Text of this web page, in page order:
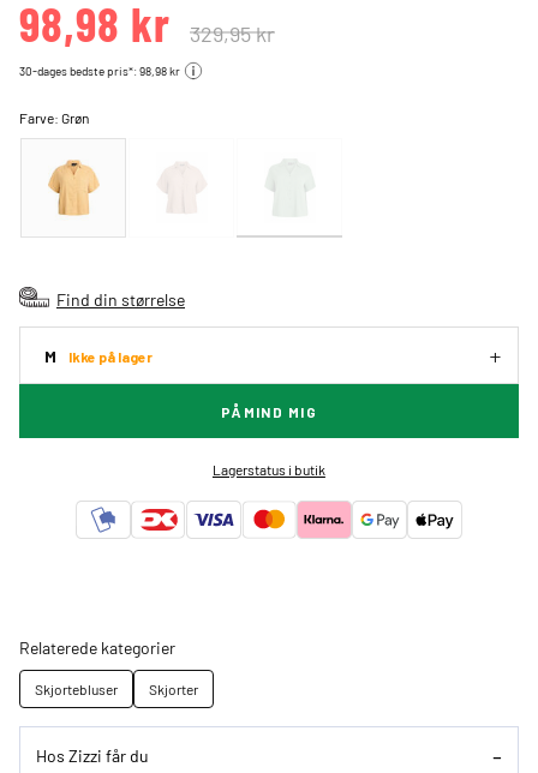
98,98 kr 329,95 kr
30-dages bedste pris*: 98,98 kr
Farve:Grøn
Find din størrelse
M Ikke på lager
PÅMIND MIG
Lagerstatus i butik
Relaterede kategorier
Skjortebluser Skjorter
Hos Zizzi får du